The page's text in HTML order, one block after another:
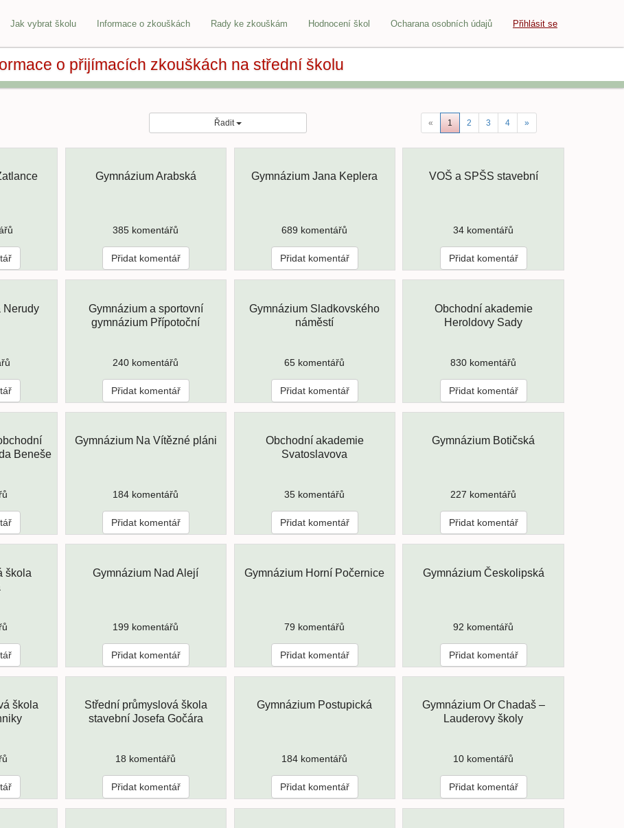
Přihlásit se
Jak vybrat školu Informace o zkouškách Rady ke zkouškám Hodnocení škol Ocharana osobních údajů
o přijímacích zkouškách na střední školu
Řadit « 1 2 3 4 »
Gymnázium Arabská
385 komentářů
Přidat komentář
Gymnázium Jana Keplera
689 komentářů
Přidat komentář
VOŠ a SPŠS stavební
34 komentářů
Přidat komentář
Nerudy
Gymnázium a sportovní
gymnázium Přípotoční
240 komentářů
Přidat komentář
Gymnázium Sladkovského
náměstí
65 komentářů
Přidat komentář
Obchodní akademie
Heroldovy Sady
830 komentářů
Přidat komentář
Beneše
Gymnázium Na Vítězné pláni
184 komentářů
Přidat komentář
Obchodní akademie
Svatoslavova
35 komentářů
Přidat komentář
Gymnázium Botičská
227 komentářů
Přidat komentář
škola
Gymnázium Nad Alejí
199 komentářů
Přidat komentář
Gymnázium Horní Počernice
79 komentářů
Přidat komentář
Gymnázium Českolipská
92 komentářů
Přidat komentář
škola
Střední průmyslová škola
stavební Josefa Gočára
18 komentářů
Přidat komentář
Gymnázium Postupická
184 komentářů
Přidat komentář
Gymnázium Or Chadaš –
Lauderovy školy
10 komentářů
Přidat komentář